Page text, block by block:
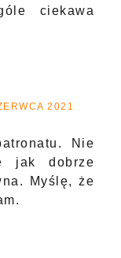
ciekawa
2021
Nie
jak dobrze
Myślę, że